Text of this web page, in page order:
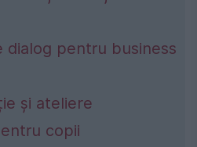
dialog pentru business
și ateliere
copii